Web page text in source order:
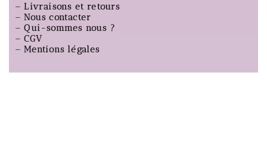
–Livraisons et retours
–Nous contacter
–Qui-sommes nous ?
–CGV
–Mentions légales